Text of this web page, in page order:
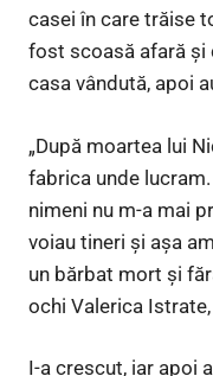
casei în care trăise
fost scoasă afară și
casa vândută, apoi
„După moartea lui
fabrica unde
nimeni nu m-a mai
voiau tineri și așa
un bărbat mort și
ochi Valerica
I-a crescut, iar apoi